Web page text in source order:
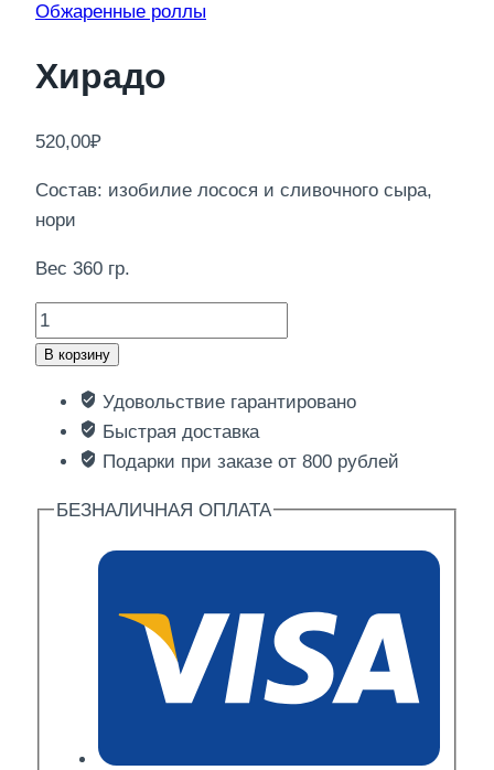
Обжаренные роллы
Хирадо
520,00₽
Состав: изобилие лосося и сливочного сыра,
нори
Вес 360 гр.
Количество
товара
В корзину
Удовольствие гарантировано
Быстрая доставка
Подарки при заказе от 800 рублей
БЕЗНАЛИЧНАЯ ОПЛАТА